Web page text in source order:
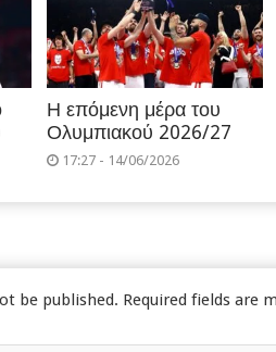
Η επόμενη μέρα του
Ολυμπιακού 2026/27
17:27 - 14/06/2026
be published. Required fields are